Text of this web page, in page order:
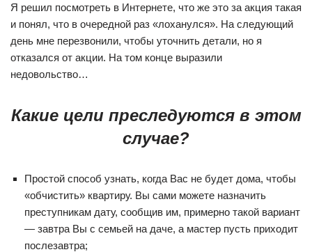
Я решил посмотреть в Интернете, что же это за акция такая
и понял, что в очередной раз «лоханулся». На следующий
день мне перезвонили, чтобы уточнить детали, но я
отказался от акции. На том конце выразили
недовольство…
Какие цели преследуются в этом
случае?
Простой способ узнать, когда Вас не будет дома, чтобы
«обчистить» квартиру. Вы сами можете назначить
преступникам дату, сообщив им, примерно такой вариант
— завтра Вы с семьей на даче, а мастер пусть приходит
послезавтра;